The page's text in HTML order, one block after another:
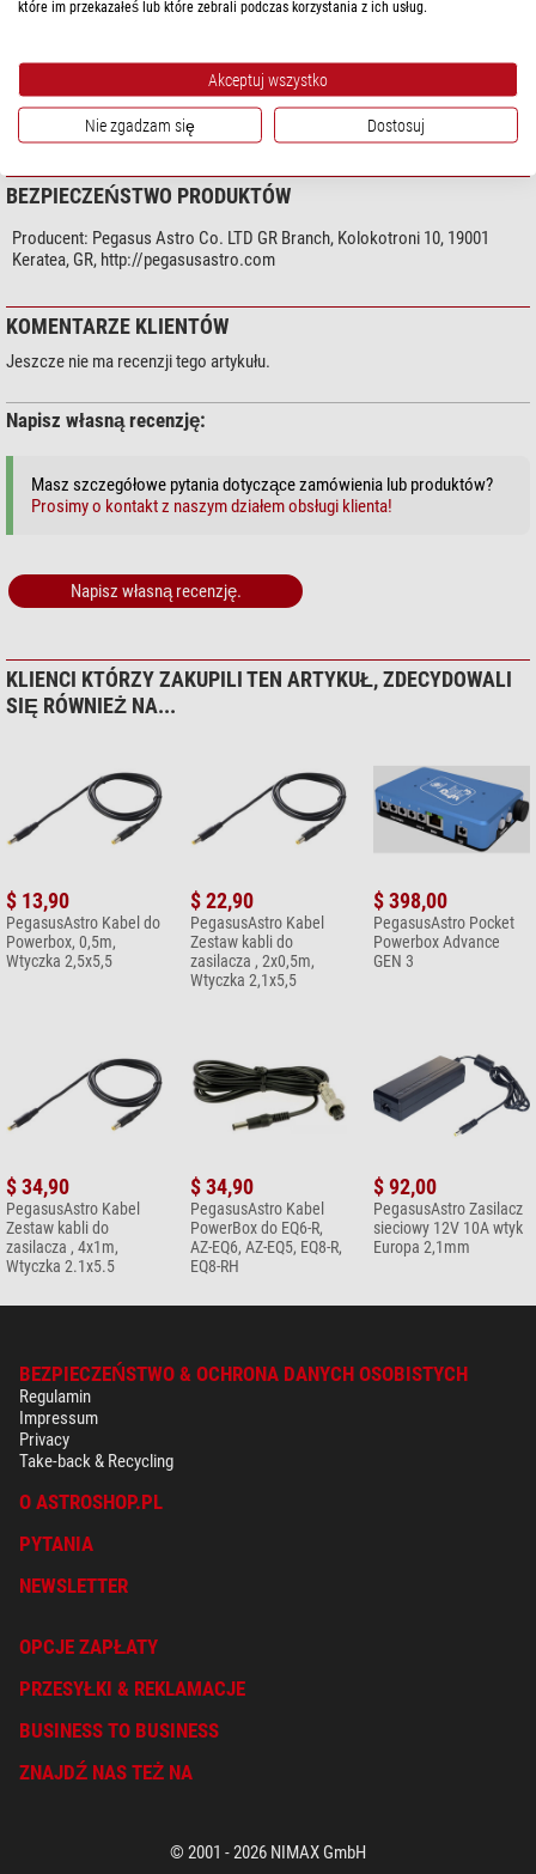
Wydajność
Napięcie wejściowe
12
Natężenie prądu (A)
5
Długość kabla (m)
1,5
BEZPIECZEŃSTWO PRODUKTÓW
Producent: Pegasus Astro Co. LTD GR Branch, Kolokotroni 10, 19001
Keratea, GR, http://pegasusastro.com
KOMENTARZE KLIENTÓW
Jeszcze nie ma recenzji tego artykułu.
Napisz własną recenzję:
Masz szczegółowe pytania dotyczące zamówienia lub produktów?
Prosimy o kontakt z naszym działem obsługi klienta!
Napisz własną recenzję.
KLIENCI KTÓRZY ZAKUPILI TEN ARTYKUŁ, ZDECYDOWALI
SIĘ RÓWNIEŻ NA...
$ 13,90
PegasusAstro Kabel do
Powerbox, 0,5m,
Wtyczka 2,5x5,5
$ 22,90
PegasusAstro Kabel
Zestaw kabli do
zasilacza , 2x0,5m,
Wtyczka 2,1x5,5
$ 398,00
PegasusAstro Pocket
Powerbox Advance
GEN 3
$ 34,90
PegasusAstro Kabel
Zestaw kabli do
zasilacza , 4x1m,
Wtyczka 2.1x5.5
$ 34,90
PegasusAstro Kabel
PowerBox do EQ6-R,
AZ-EQ6, AZ-EQ5, EQ8-R,
EQ8-RH
$ 92,00
PegasusAstro Zasilacz
sieciowy 12V 10A wtyk
Europa 2,1mm
BEZPIECZEŃSTWO & OCHRONA DANYCH OSOBISTYCH
Regulamin
Impressum
Privacy
Take-back & Recycling
O ASTROSHOP.PL
PYTANIA
NEWSLETTER
OPCJE ZAPŁATY
PRZESYŁKI & REKLAMACJE
BUSINESS TO BUSINESS
ZNAJDŹ NAS TEŻ NA
© 2001 - 2026 NIMAX GmbH
które im przekazałeś lub które zebrali podczas korzystania z ich usług.
Akceptuj wszystko
Nie zgadzam się Dostosuj